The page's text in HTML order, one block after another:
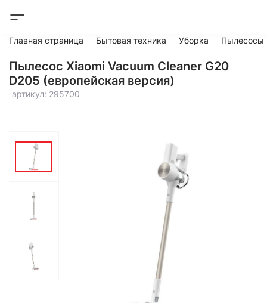
Главная страница Бытовая техника Уборка Пылесосы
Пылесос Xiaomi Vacuum Cleaner G20
D205 (европейская версия)
артикул: 295700